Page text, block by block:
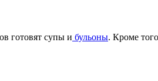
готовят супы и бульоны. Кроме